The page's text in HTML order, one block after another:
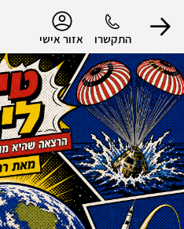
התקשרו אזור אישי